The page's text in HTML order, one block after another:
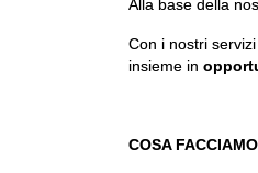
Alla base della
Con i nostri
insieme in
COSA FACCIAMO